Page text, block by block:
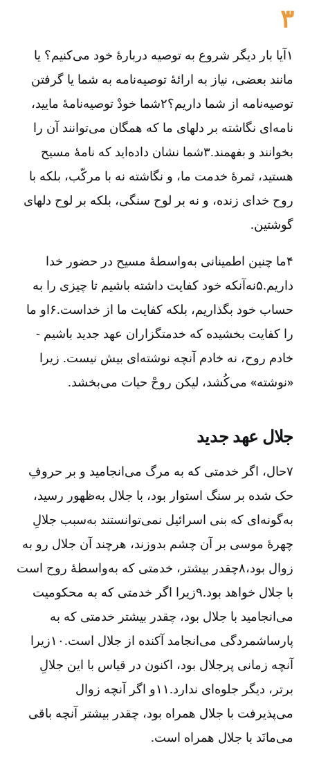
۳
۱آیا بار دیگر شروع به توصیه دربارۀ خود می‌کنیم؟ یا
مانند بعضی، نیاز به ارائۀ توصیه‌نامه به شما یا گرفتن
توصیه‌نامه از شما داریم؟۲شما خودْ توصیه‌نامۀ مایید،
نامه‌ای نگاشته بر دلهای ما که همگان می‌توانند آن را
بخوانند و بفهمند.۳شما نشان داده‌اید که نامۀ مسیح
هستید، ثمرۀ خدمت ما، و نگاشته نه با مرکّب، بلکه با
روح خدای زنده، و نه بر لوح سنگی، بلکه بر لوح دلهای
گوشتین.
۴ما چنین اطمینانی به‌واسطۀ مسیح در حضور خدا
داریم.۵نه‌آنکه خود کفایت داشته باشیم تا چیزی را به
حساب خود بگذاریم، بلکه کفایت ما از خداست.۶او ما
را کفایت بخشیده که خدمتگزاران عهد جدید باشیم -
خادم روح، نه خادم آنچه نوشته‌ای بیش نیست. زیرا
«نوشته» می‌کُشد، لیکن روحْ حیات می‌بخشد.
جلال عهد جدید
۷حال، اگر خدمتی که به مرگ می‌انجامید و بر حروفِ
حک شده بر سنگ استوار بود، با جلال به‌ظهور رسید،
به‌گونه‌ای که بنی اسرائیل نمی‌توانستند به‌سبب جلالِ
چهرۀ موسی بر آن چشم بدوزند، هرچند آن جلال رو به
زوال بود،۸چقدر بیشتر، خدمتی که به‌واسطۀ روح است
با جلال خواهد بود.۹زیرا اگر خدمتی که به محکومیت
می‌انجامید با جلال بود، چقدر بیشتر خدمتی که به
پارساشمردگی می‌انجامد آکنده از جلال است.۱۰زیرا
آنچه زمانی پرجلال بود، اکنون در قیاس با این جلالِ
برتر، دیگر جلوه‌ای ندارد.۱۱و اگر آنچه زوال
می‌پذیرفت با جلال همراه بود، چقدر بیشتر آنچه باقی
می‌مانَد با جلال همراه است.